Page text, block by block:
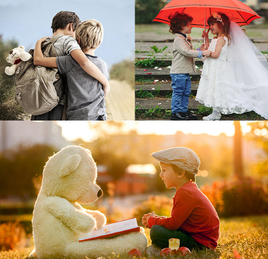
Familie und Partnerschaft
Wie es uns als Eltern gelingt, Kindern geeignete Räume für ihre Entwicklung
bereitzustellen, hängt immer auch davon ab, wie das Familiensystem
beschaffen ist: leben wir in einer bereichernden Partnerschaft, oder (zur Zeit
lieber) allein mit dem Kind?. Paarkonflikte gehören dabei zum Familienleben
wie der Wechsel der Jahreszeiten. Und sie beeinflussen das Erleben und die
Entwicklung Ihrer Kinder.
WEITER
Generationen im Kontakt
Kinder und Großeltern brauchen einander, sie tun einander gut. Und Eltern
haben Bedarf an Unterstützung, wenn es um die Betreuung der Kleinen geht.
Das klingt nach einer echten Win-Win-Situation – die sich jedoch selten ganz
konfliktfrei entwickelt. Im neuen Familiengefüge lebt der Streit um das richtige
So-Sein in der Welt wieder auf, alte Familiendynamiken, die als längst
überwunden galten, drängen wieder ans Licht.
WEITER